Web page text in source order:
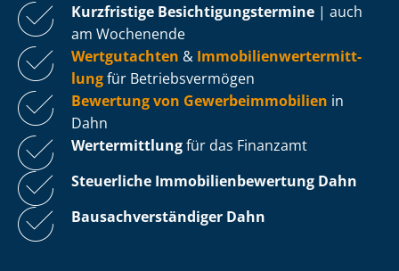
Kurzfristige Be­sich­ti­gungs­ter­mi­ne | auch
am Wochenende
Wertgutachten & Im­mo­bi­li­en­wert­ermitt­
lungfür Be­triebs­ver­mö­gen
Bewertung von Ge­wer­be­im­mo­bi­li­en in
Dahn
Wertermittlungfür das Finanzamt
Steuerliche Im­mo­bi­li­en­be­wer­tung Dahn
Bau­sach­ver­stän­di­ger Dahn